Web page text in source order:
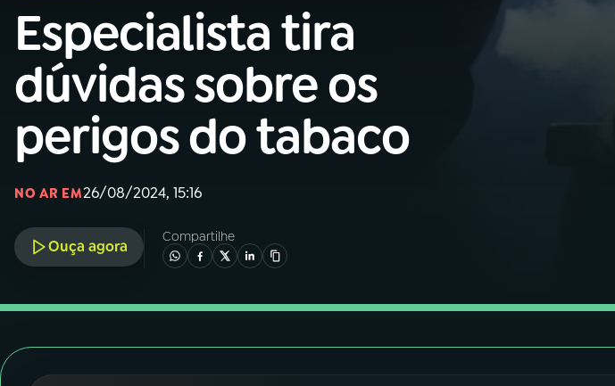
Buscar
na
Rádio
Nacional
01 INÍCIO
A RÁDIO
03PROGRAMAÇÃO
04PROGRAMAS
Especialista tira
dúvidas sobre os
perigos do tabaco
NO AR EM26/08/2024, 15:16
Ouça agora
Compartilhe